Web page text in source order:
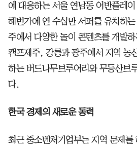
에 대응하는 서울 연남동 어반플레
해변가에 연 수십만 서퍼를 유치하
주에서 다양한 놀이 콘텐츠를 개발
캠프제주, 강릉과 광주에서 지역 농
하는 버드나무브루어리와 무등산브
다.
한국 경제의 새로운 동력
최근 중소벤처기업부는 지역 문제를